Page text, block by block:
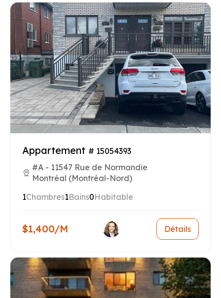
Appartement # 15054393
#A - 11547 Rue de Normandie
Montréal (Montréal-Nord)
1Chambres1Bains0Habitable
$1,400/M Détails